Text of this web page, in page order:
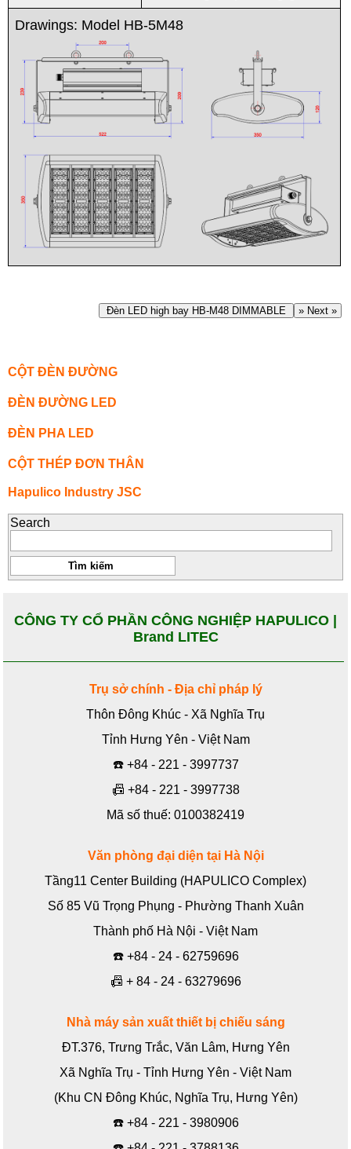
Drawings: Model HB-5M48
Đèn LED high bay HB-M48 DIMMABLE » Next »
CỘT ĐÈN ĐƯỜNG
ĐÈN ĐƯỜNG LED
ĐÈN PHA LED
CỘT THÉP ĐƠN THÂN
Hapulico Industry JSC
Search
CÔNG TY CỔ PHẦN CÔNG NGHIỆP HAPULICO |
Brand LITEC
Trụ sở chính - Địa chỉ pháp lý
Thôn Đông Khúc - Xã Nghĩa Trụ
Tỉnh Hưng Yên - Việt Nam
☎️ +84 - 221 - 3997737
📠 +84 - 221 - 3997738
Mã số thuế: 0100382419
Văn phòng đại diện tại Hà Nội
Tầng11 Center Building (HAPULICO Complex)
Số 85 Vũ Trọng Phụng - Phường Thanh Xuân
Thành phố Hà Nội - Việt Nam
☎️ +84 - 24 - 62759696
📠 + 84 - 24 - 63279696
Nhà máy sản xuất thiết bị chiếu sáng
ĐT.376, Trưng Trắc, Văn Lâm, Hưng Yên
Xã Nghĩa Trụ - Tỉnh Hưng Yên - Việt Nam
(Khu CN Đông Khúc, Nghĩa Trụ, Hưng Yên)
☎️ +84 - 221 - 3980906